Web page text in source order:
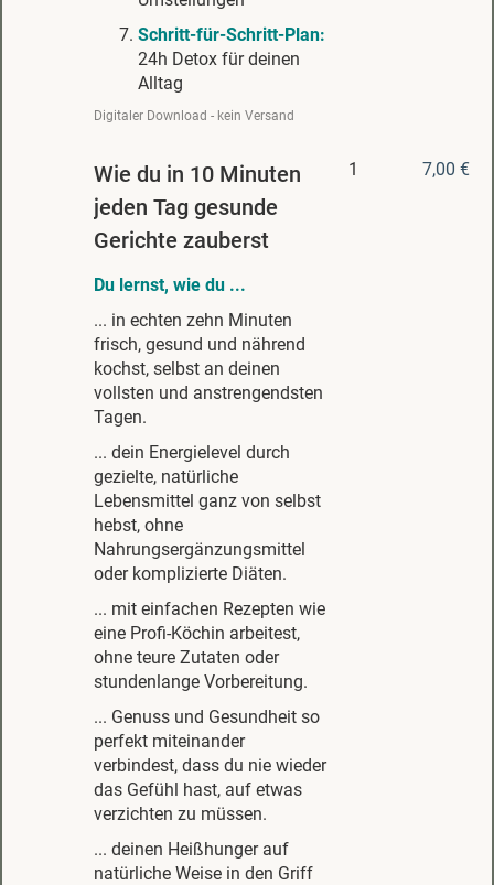
Schritt-für-Schritt-Plan:
24h Detox für deinen
Alltag
Digitaler Download - kein Versand
Wie du in 10 Minuten
jeden Tag gesunde
Gerichte zauberst
Du lernst, wie du ...
... in echten zehn Minuten
frisch, gesund und nährend
kochst, selbst an deinen
vollsten und anstrengendsten
Tagen.
... dein Energielevel durch
gezielte, natürliche
Lebensmittel ganz von selbst
hebst, ohne
Nahrungsergänzungsmittel
oder komplizierte Diäten.
... mit einfachen Rezepten wie
eine Profi-Köchin arbeitest,
ohne teure Zutaten oder
stundenlange Vorbereitung.
... Genuss und Gesundheit so
perfekt miteinander
verbindest, dass du nie wieder
das Gefühl hast, auf etwas
verzichten zu müssen.
... deinen Heißhunger auf
natürliche Weise in den Griff
1 7,00 €